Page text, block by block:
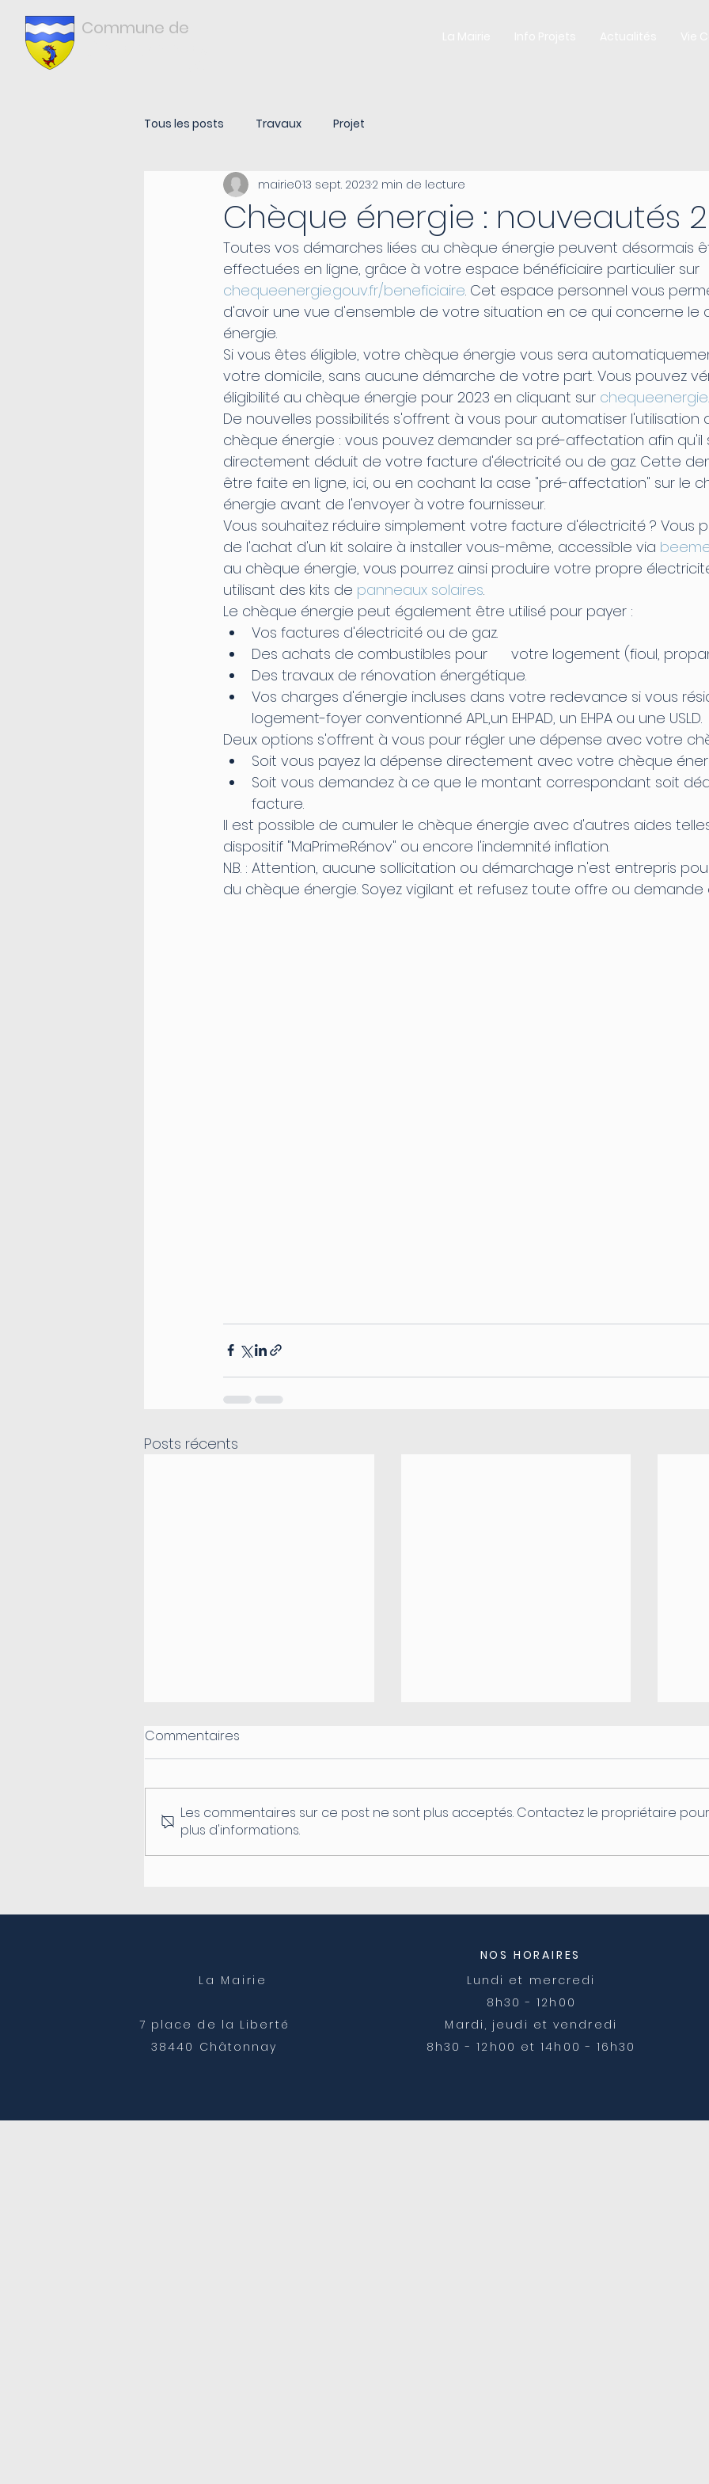
Commune de
Tous les posts Travaux Projet
Chèque énergie : nouveautés
mairie013 sept. 20232 min de lecture
Toutes vos démarches liées au chèque énergie peuvent désormais
effectuées en ligne, grâce à votre espace bénéficiaire particulier sur
chequeenergie.gouv.fr/beneficiaire. Cet espace personnel vous
d'avoir une vue d'ensemble de votre situation en ce qui concerne le
énergie.
Si vous êtes éligible, votre chèque énergie vous sera
votre domicile, sans aucune démarche de votre part. Vous pouvez
éligibilité au chèque énergie pour 2023 en cliquant sur
De nouvelles possibilités s'offrent à vous pour automatiser l'utilisation
chèque énergie : vous pouvez demander sa pré-affectation afin qu'il
directement déduit de votre facture d'électricité ou de gaz. Cette
être faite en ligne, ici, ou en cochant la case "pré-affectation" sur le
énergie avant de l'envoyer à votre fournisseur.
Vous souhaitez réduire simplement votre facture d'électricité ? Vous
de l'achat d'un kit solaire à installer vous-même, accessible via
au chèque énergie, vous pourrez ainsi produire votre propre
utilisant des kits de panneaux solaires.
Le chèque énergie peut également être utilisé pour payer :
Vos factures d'électricité ou de gaz.
Des achats de combustibles pour      votre logement (fioul,
Des travaux de rénovation énergétique.
Vos charges d'énergie incluses dans votre redevance si vous
logement-foyer conventionné APL,un EHPAD, un EHPA ou une USLD.
Deux options s'offrent à vous pour régler une dépense avec votre
Soit vous payez la dépense directement avec votre chèque
Soit vous demandez à ce que le montant correspondant soit
facture.
Il est possible de cumuler le chèque énergie avec d'autres aides
dispositif "MaPrimeRénov" ou encore l'indemnité inflation.
N.B. : Attention, aucune sollicitation ou démarchage n'est entrepris
du chèque énergie. Soyez vigilant et refusez toute offre ou demande
Posts récents
Fermeture du secrétariat
Coupure d'électricité le
Commentaires
Les commentaires sur ce post ne sont plus acceptés. Contactez le propriétaire pour
plus d'informations.
La Mairie
7 place de la Liberté
38440 Châtonnay
NOS HORAIRES
Lundi et mercredi
8h30 - 12h00
Mardi, jeudi et vendredi
8h30 - 12h00 et 14h00 - 16h30